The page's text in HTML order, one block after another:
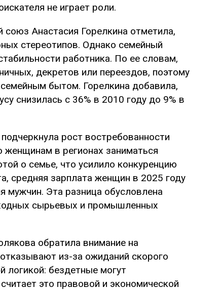
не играет роли.
Анастасия Горелкина отметила,
стереотипов. Однако семейный
работника. По ее словам,
декретов или переездов, поэтому
бытом. Горелкина добавила,
снизилась с 36% в 2010 году до 9% в
рост востребованности
в регионах заниматься
о семье, что усилило конкуренцию
средняя зарплата женщин в 2025 году
мужчин. Эта разница обусловлена
сырьевых и промышленных
обратила внимание на
из-за ожиданий скорого
логикой: бездетные могут
это правовой и экономической